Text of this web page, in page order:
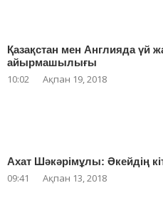
Қазақстан мен Англияда үй
айырмашылығы
10:02 Ақпан 19, 2018
Ахат Шәкәрімұлы: Әкейдің
09:41 Ақпан 13, 2018